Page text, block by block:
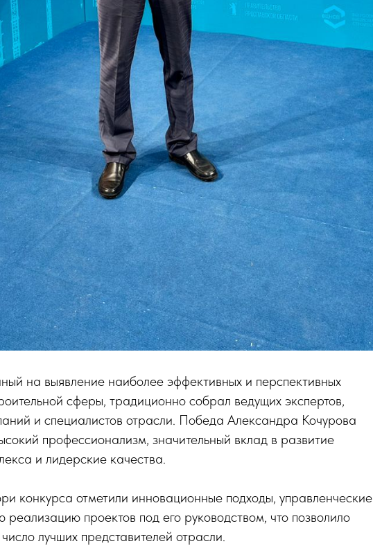
на выявление наиболее эффективных и перспективных
сферы, традиционно собрал ведущих экспертов,
и специалистов отрасли. Победа Александра Кочурова
профессионализм, значительный вклад в развитие
и лидерские качества.
конкурса отметили инновационные подходы, управленческие
проектов под его руководством, что позволило
лучших представителей отрасли.